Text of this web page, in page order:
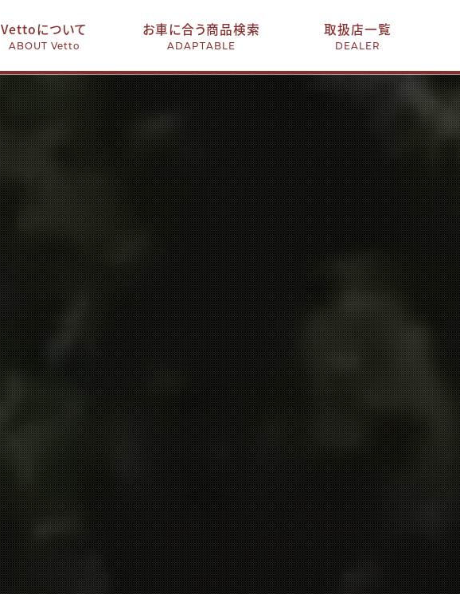
Vettoについて
ABOUT Vetto
お車に合う商品検索
ADAPTABLE
取扱店一覧
DEALER